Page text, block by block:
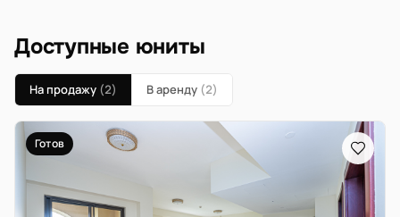
Доступные юниты
На продажу (2) В аренду (2)
Готов